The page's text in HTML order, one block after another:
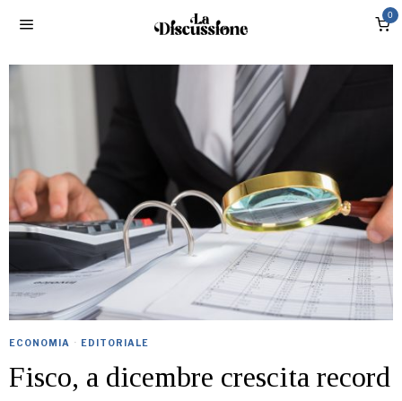
0
ECONOMIA · EDITORIALE
Fisco, a dicembre crescita record